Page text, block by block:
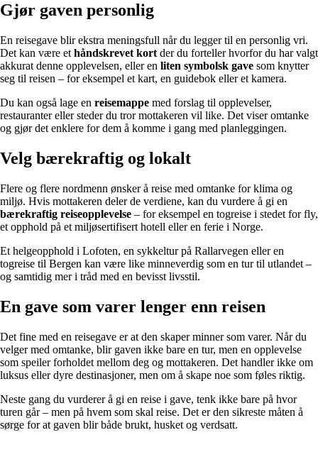
Gjør gaven personlig
En reisegave blir ekstra meningsfull når du legger til en personlig vri.
Det kan være et håndskrevet kort der du forteller hvorfor du har valgt
akkurat denne opplevelsen, eller en liten symbolsk gave som knytter
seg til reisen – for eksempel et kart, en guidebok eller et kamera.
Du kan også lage en reisemappe med forslag til opplevelser,
restauranter eller steder du tror mottakeren vil like. Det viser omtanke
og gjør det enklere for dem å komme i gang med planleggingen.
Velg bærekraftig og lokalt
Flere og flere nordmenn ønsker å reise med omtanke for klima og
miljø. Hvis mottakeren deler de verdiene, kan du vurdere å gi en
bærekraftig reiseopplevelse – for eksempel en togreise i stedet for fly,
et opphold på et miljøsertifisert hotell eller en ferie i Norge.
Et helgeopphold i Lofoten, en sykkeltur på Rallarvegen eller en
togreise til Bergen kan være like minneverdig som en tur til utlandet –
og samtidig mer i tråd med en bevisst livsstil.
En gave som varer lenger enn reisen
Det fine med en reisegave er at den skaper minner som varer. Når du
velger med omtanke, blir gaven ikke bare en tur, men en opplevelse
som speiler forholdet mellom deg og mottakeren. Det handler ikke om
luksus eller dyre destinasjoner, men om å skape noe som føles riktig.
Neste gang du vurderer å gi en reise i gave, tenk ikke bare på hvor
turen går – men på hvem som skal reise. Det er den sikreste måten å
sørge for at gaven blir både brukt, husket og verdsatt.